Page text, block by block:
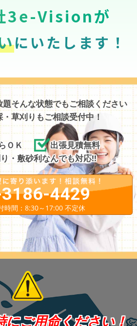
3e-Visionが
にいたします！
そんな状態でもご相談ください
草刈りもご相談受付中！
ＯＫ
出張見積無料
・敷砂利なんでも対応!!
4429
時間：8:30～17:00 不定休
にご用命ください！